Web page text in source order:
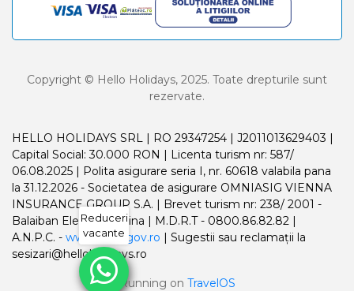
Copyright © Hello Holidays, 2025. Toate drepturile sunt
rezervate.
HELLO HOLIDAYS SRL | RO 29347254 | J2011013629403 |
Capital Social: 30.000 RON | Licenta turism nr: 587/
06.08.2025 | Polita asigurare seria I, nr. 60618 valabila pana
la 31.12.2026 - Societatea de asigurare OMNIASIG VIENNA
INSURANCE GROUP S.A. | Brevet turism nr: 238/ 2001 -
Balaiban Elena Madalina | M.D.R.T - 0800.86.82.82 |
A.N.P.C. - www.anpc.gov.ro | Sugestii sau reclamații la
sesizari@helloholidays.ro
Running on TravelOS
Reduceri
vacante